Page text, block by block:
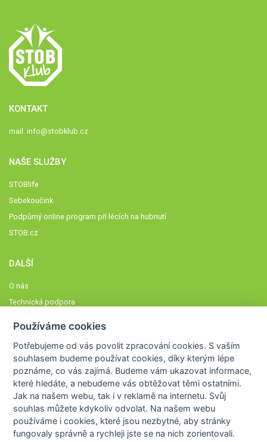
KONTAKT
mail: info@stobklub.cz
NAŠE SLUŽBY
STOBlife
Sebekoučink
Podpůrný online program při lécích na hubnutí
STOB.cz
DALŠÍ
O nás
Technická podpora
Členové STOBklubu
Zásady nakládání s osobními údaji
Otestujte se
Spočítejte si
Výzva 52
Používáme cookies
Potřebujeme od vás povolit zpracování cookies. S vaším
souhlasem budeme používat cookies, díky kterým lépe
poznáme,co vás zajímá. Budeme vám ukazovat informace,
které hledáte, a nebudeme vás obtěžovat těmi ostatními.
Jak na našem webu, tak i v reklamě na internetu. Svůj
souhlas můžete kdykoliv odvolat. Na našem webu
používáme i cookies, které jsou nezbytné, aby stránky
fungovaly správně a rychleji jste se na nich zorientovali.